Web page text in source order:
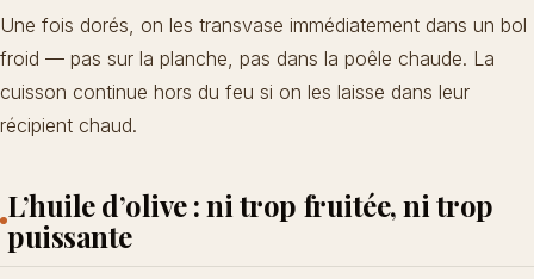
Une fois dorés, on les transvase immédiatement dans un bol
froid — pas sur la planche, pas dans la poêle chaude. La
cuisson continue hors du feu si on les laisse dans leur
récipient chaud.
L’huile d’olive : ni trop fruitée, ni trop
puissante